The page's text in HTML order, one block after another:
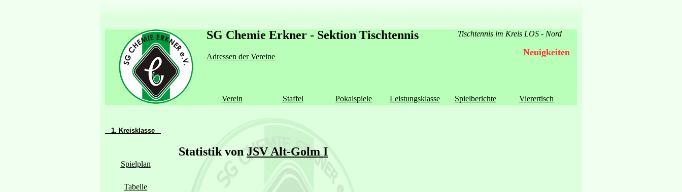
Tischtennis im Kreis LOS - Nord
SG Chemie Erkner - Sektion Tischtennis
Adressen der Vereine
Verein Staffel Pokalspiele Leistungsklasse Spielberichte Vierertisch
Neuigkeiten
1. Kreisklasse
Spielplan
Tabelle
Statistik von JSV Alt-Golm I